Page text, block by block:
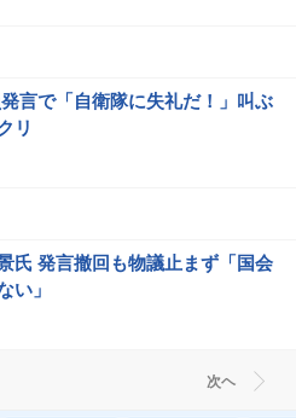
言で「自衛隊に失礼だ！」叫ぶ
リ
氏 発言撤回も物議止まず「国会
い」
次ヘ